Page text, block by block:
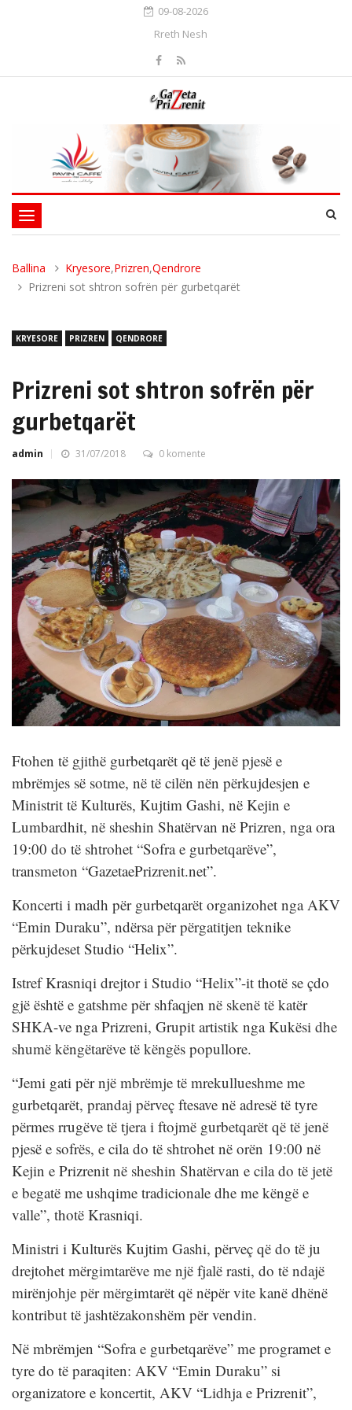
09-08-2026
Rreth Nesh
Toggle
navigation
Ballina Kryesore,Prizren,Qendrore
Prizreni sot shtron sofrën për gurbetqarët
KRYESORE PRIZREN QENDRORE
Prizreni sot shtron sofrën për
gurbetqarët
admin 31/07/2018 0 komente
Ftohen të gjithë gurbetqarët që të jenë pjesë e
mbrëmjes së sotme, në të cilën nën përkujdesjen e
Ministrit të Kulturës, Kujtim Gashi, në Kejin e
Lumbardhit, në sheshin Shatërvan në Prizren, nga ora
19:00 do të shtrohet “Sofra e gurbetqarëve”,
transmeton “GazetaePrizrenit.net”.
Koncerti i madh për gurbetqarët organizohet nga AKV
“Emin Duraku”, ndërsa për përgatitjen teknike
përkujdeset Studio “Helix”.
Istref Krasniqi drejtor i Studio “Helix”-it thotë se çdo
gjë është e gatshme për shfaqjen në skenë të katër
SHKA-ve nga Prizreni, Grupit artistik nga Kukësi dhe
shumë këngëtarëve të këngës popullore.
“Jemi gati për një mbrëmje të mrekullueshme me
gurbetqarët, prandaj përveç ftesave në adresë të tyre
përmes rrugëve të tjera i ftojmë gurbetqarët që të jenë
pjesë e sofrës, e cila do të shtrohet në orën 19:00 në
Kejin e Prizrenit në sheshin Shatërvan e cila do të jetë
e begatë me ushqime tradicionale dhe me këngë e
valle”, thotë Krasniqi.
Ministri i Kulturës Kujtim Gashi, përveç që do të ju
drejtohet mërgimtarëve me një fjalë rasti, do të ndajë
mirënjohje për mërgimtarët që nëpër vite kanë dhënë
kontribut të jashtëzakonshëm për vendin.
Në mbrëmjen “Sofra e gurbetqarëve” me programet e
tyre do të paraqiten: AKV “Emin Duraku” si
organizatore e koncertit, AKV “Lidhja e Prizrenit”,